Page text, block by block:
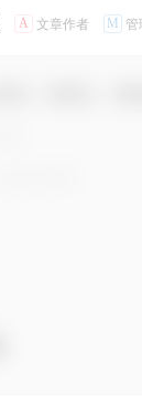
A 文章作者 M 管